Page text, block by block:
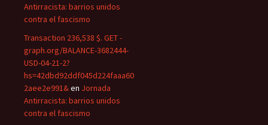
Antirracista: barrios unidos
contra el fascismo
Transaction 236,538 $. GET -
graph.org/BALANCE-3682444-
USD-04-21-2?
hs=42dbd92ddf045d224faaa60
2aee2e991&en Jornada
Antirracista: barrios unidos
contra el fascismo